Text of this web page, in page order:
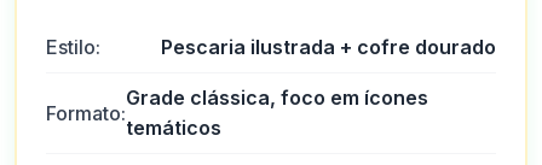
Estilo: Pescaria ilustrada + cofre dourado
Formato:
Grade clássica, foco em ícones
temáticos